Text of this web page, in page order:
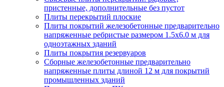
пристенные, дополнительные без пустот
Плиты перекрытий плоские
Плиты покрытий железобетонные предварительно
напряженные ребристые размером 1.5х6.0 м для
одноэтажных зданий
Плиты покрытия резервуаров
Сборные железобетонные предварительно
напряженные плиты длиной 12 м для покрытий
промышленных зданий